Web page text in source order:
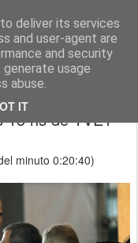
deliver its services
and user-agent are
and security
usage
abuse.
IT
conceptos y reflexiones sobre la sociedad de la información
15 hs de TVE1
minuto 0:20:40)